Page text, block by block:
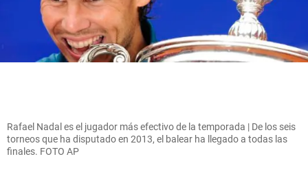
Rafael Nadal es el jugador más efectivo de la temporada | De los seis
torneos que ha disputado en 2013, el balear ha llegado a todas las
finales. FOTO AP